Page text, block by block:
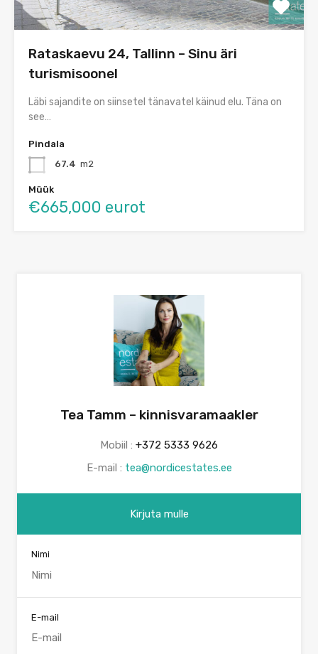
Rataskaevu 24, Tallinn – Sinu äri
turismisoonel
Läbi sajandite on siinsetel tänavatel käinud elu. Täna on
see…
Pindala
67.4 m2
Müük
€665,000 eurot
Tea Tamm – kinnisvaramaakler
Mobiil : +372 5333 9626
E-mail : tea@nordicestates.ee
Kirjuta mulle
Nimi
E-mail